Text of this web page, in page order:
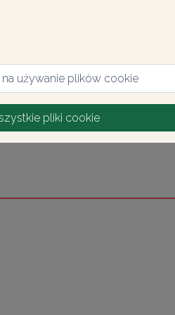
używanie plików cookie
pliki cookie